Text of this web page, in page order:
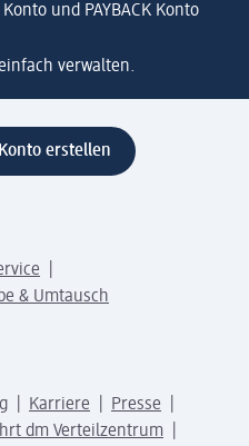
und PAYBACK Konto
verwalten.
erstellen
& Umtausch
Karriere
Presse
dm Verteilzentrum